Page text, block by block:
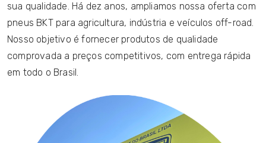
sua qualidade. Há dez anos, ampliamos nossa oferta com
pneus BKT para agricultura, indústria e veículos off-road.
Nosso objetivo é fornecer produtos de qualidade
comprovada a preços competitivos, com entrega rápida
em todo o Brasil.